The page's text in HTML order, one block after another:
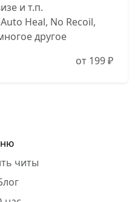
и т.п.
Heal, No Recoil,
другое
от 199₽
читы